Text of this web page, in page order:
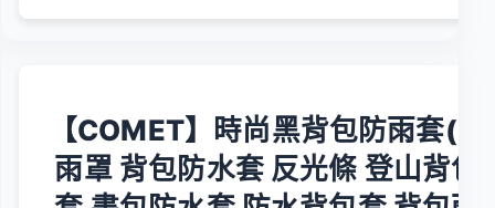
【COMET】時尚黑背包防雨套(防
雨罩 背包防水套 反光條 登山背包